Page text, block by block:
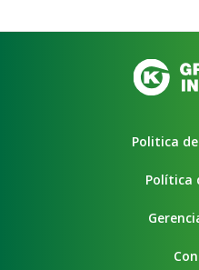
Politica
Política